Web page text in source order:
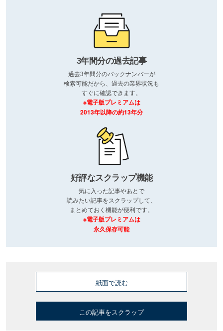
3年間分の過去記事
過去3年間分のバックナンバーが
検索可能だから、過去の業界状況も
すぐに確認できます。
※電子版プレミアムは
2013年以降の約13年分
好評なスクラップ機能
気に入った記事やあとで
読みたい記事をスクラップして、
まとめておく機能が便利です。
※電子版プレミアムは
永久保存可能
紙面で読む
この記事をスクラップ